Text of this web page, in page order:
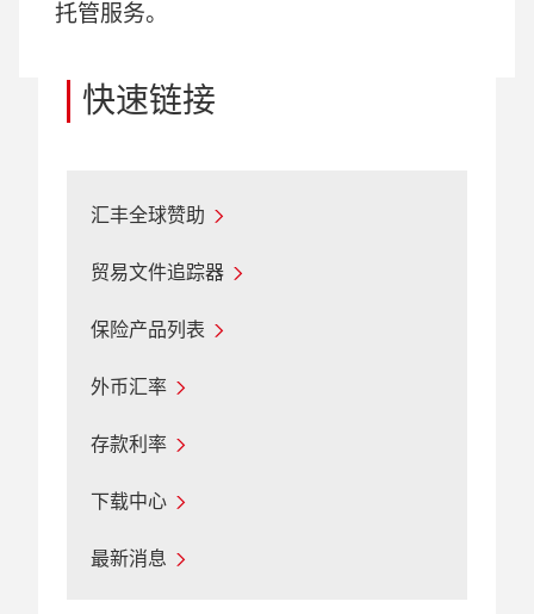
托管服务。
快速链接
汇丰全球赞助
贸易文件追踪器
保险产品列表
外币汇率
存款利率
下载中心
最新消息